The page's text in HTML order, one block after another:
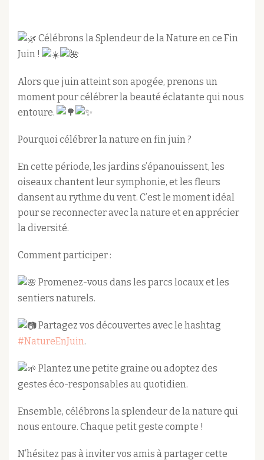
Célébrons la Splendeur de la Nature en ce Fin
Juin !
Alors que juin atteint son apogée, prenons un
moment pour célébrer la beauté éclatante qui nous
entoure.
Pourquoi célébrer la nature en fin juin ?
Encette période, les jardins s’épanouissent, les
oiseaux chantent leur symphonie, et les fleurs
dansent au rythme du vent. C’est le moment idéal
pour se reconnecter avec la nature et en apprécier
la diversité.
Comment participer :
Promenez-vous dans les parcs locaux et les
sentiers naturels.
Partagez vos découvertes avec le hashtag
#NatureEnJuin.
Plantez une petite graine ou adoptez des
gestes éco-responsables au quotidien.
Ensemble, célébrons la splendeur de la nature qui
nous entoure. Chaque petit geste compte !
N’hésitez pas à inviter vos amis à partager cette